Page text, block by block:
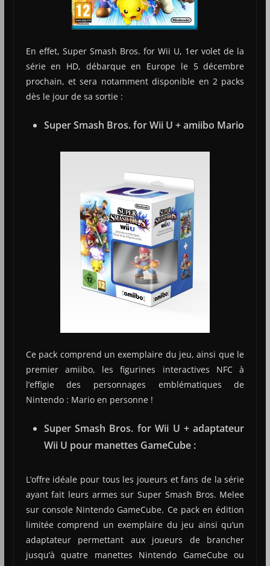
En effet, Super Smash Bros. for Wii U, 1er volet de la
série en HD, débarque en Europe le 5 décembre
prochain, et sera notamment disponible en 2 packs
dès le jour de sa sortie :
Super Smash Bros. for Wii U + amiibo Mario
Ce pack comprend un exemplaire du jeu, ainsi que le
premier amiibo, les figurines interactives NFC à
l’effigie des personnages emblématiques de
Nintendo : Mario en personne !
Super Smash Bros. for Wii U + adaptateur
Wii U pour manettes GameCube :
L’offre idéale pour tous les joueurs et fans de la série
ayant fait leurs armes sur Super Smash Bros. Melee
sur console Nintendo GameCube. Ce pack en édition
limitée comprend un exemplaire du jeu ainsi qu’un
adaptateur permettant aux joueurs de brancher
jusqu’à quatre manettes Nintendo GameCube ou